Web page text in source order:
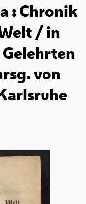
: Chronik
/ in
von